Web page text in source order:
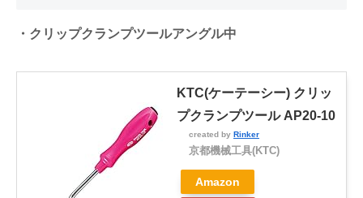
・クリップクランプツールアングル中
KTC(ケーテーシー) クリッ
プクランプツール AP20-10
created by Rinker
京都機械工具(KTC)
Amazon